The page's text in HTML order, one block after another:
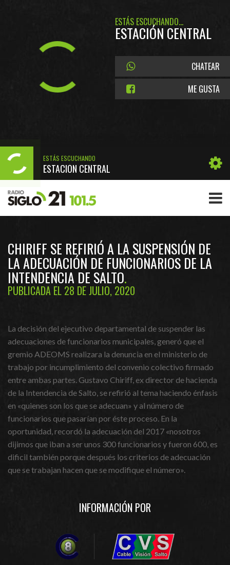
ESTÁS ESCUCHANDO...
ESTACIÓN CENTRAL
CHATEAR
ME GUSTA
ESTÁS ESCUCHANDO
ESTACIÓN CENTRAL
CHIRIFF SE REFIRIÓ A LA SUSPENSIÓN DE
LA ADECUACIÓN DE FUNCIONARIOS DE LA
INTENDENCIA DE SALTO
PUBLICADA EL 28 DE JULIO, 2020
La decisión del ejecutivo departamental de suspender las
adecuaciones de funcionarios municipales, generó que el
gremio ADEOMS realizara la denuncia en el ministerio de
trabajo por incumplimiento del convenio colectivo firmado
entre ambas partes. Gustavo Chiriff, ex director de hacienda
de la Intendencia de Salto, se refirió al tema haciendo énfasis
en «quienes son los que se adecuan» y al número de
funcionarios que pasarían por éste proceso. En la
oportunidad, recordó la adecuación del 2017 «nosotros
dijimos que iban a ser unos 300 funcionarios y fueron 600, es
dificil también porque después los criterios de adecuación
que se trabajan hacen que se modifique el número».
INFORMACIÓN POR